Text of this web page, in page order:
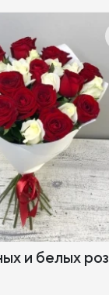
и белых роз